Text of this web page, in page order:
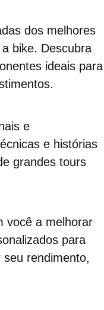
dos melhores
bike. Descubra
ideais para
e
e histórias
grandes tours
você a melhorar
para
rendimento,